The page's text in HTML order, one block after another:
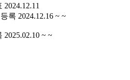
2024.12.11
록 2024.12.16 ~ ~
2025.02.10 ~ ~